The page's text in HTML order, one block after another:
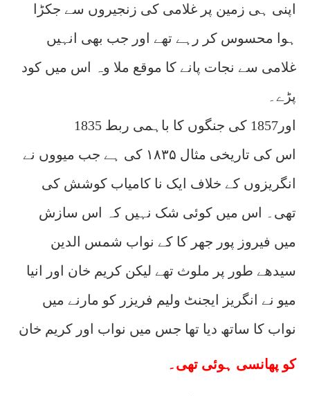
اپنی ہی زمین پر غلامی کی زنجیروں سے جکڑا
ہوا محسوس کر رہے تھے اور جب بھی انہیں
غلامی سے نجات پانے کا موقع ملا وہ اس میں کود
پڑے۔
1835 اور1857 کی جنگوں کا باہمی ربط
اس کی تاریخی مثال ۱۸۳۵ کی ہے جب میووں نے
انگریزوں کے خلاف ایک نا کامیاب کوشش کی
تھی۔ اس میں کوئی شک نہیں کہ اس سازش
میں فیروز پور جھر کا کے نواب شمس الدین
سیدھے طور پر ملوث تھے لیکن کریم خان اور انیا
میو نے انگریز ایجنٹ ولیم فریزر کو مارنے میں
نواب کا ساتھ دیا تھا جس میں نواب اور کریم خان
کو پھانسی ہوئی تھی۔